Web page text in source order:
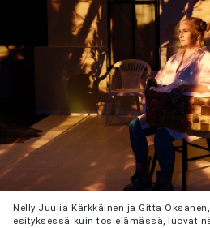
Nelly Juulia Kärkkäinen ja Gitta
esityksessä kuin tosielämässä, luovat